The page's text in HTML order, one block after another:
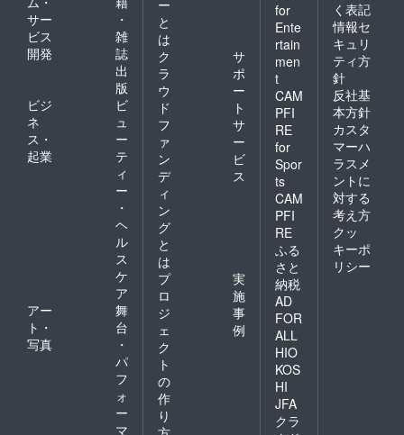
サー
ビス
開発
・
雑
誌
出
版
ビジ
ネ
ス・
起業
ビ
ュ
ー
テ
ィ
ー
・
ヘ
ル
ス
ケ
ア
アー
ト・
写真
舞
台
・
パ
フ
ォ
ー
マ
ー
と
は
ク
ラ
ウ
ド
フ
ァ
ン
デ
ィ
ン
グ
と
は
サ
ポ
ー
ト
サ
ー
ビ
ス
プ
ロ
ジ
ェ
ク
ト
の
作
り
実
施
事
例
for
Ente
rtain
men
t
CAM
PFI
RE
for
Spor
ts
CAM
PFI
RE
ふる
さと
納税
AD
FOR
ALL
HIO
KOS
HI
JFA
クラ
く表記
情報セ
キュリ
ティ方
針
反社基
本方針
カスタ
マーハ
ラスメ
ントに
対する
考え方
クッ
キーポ
リシー